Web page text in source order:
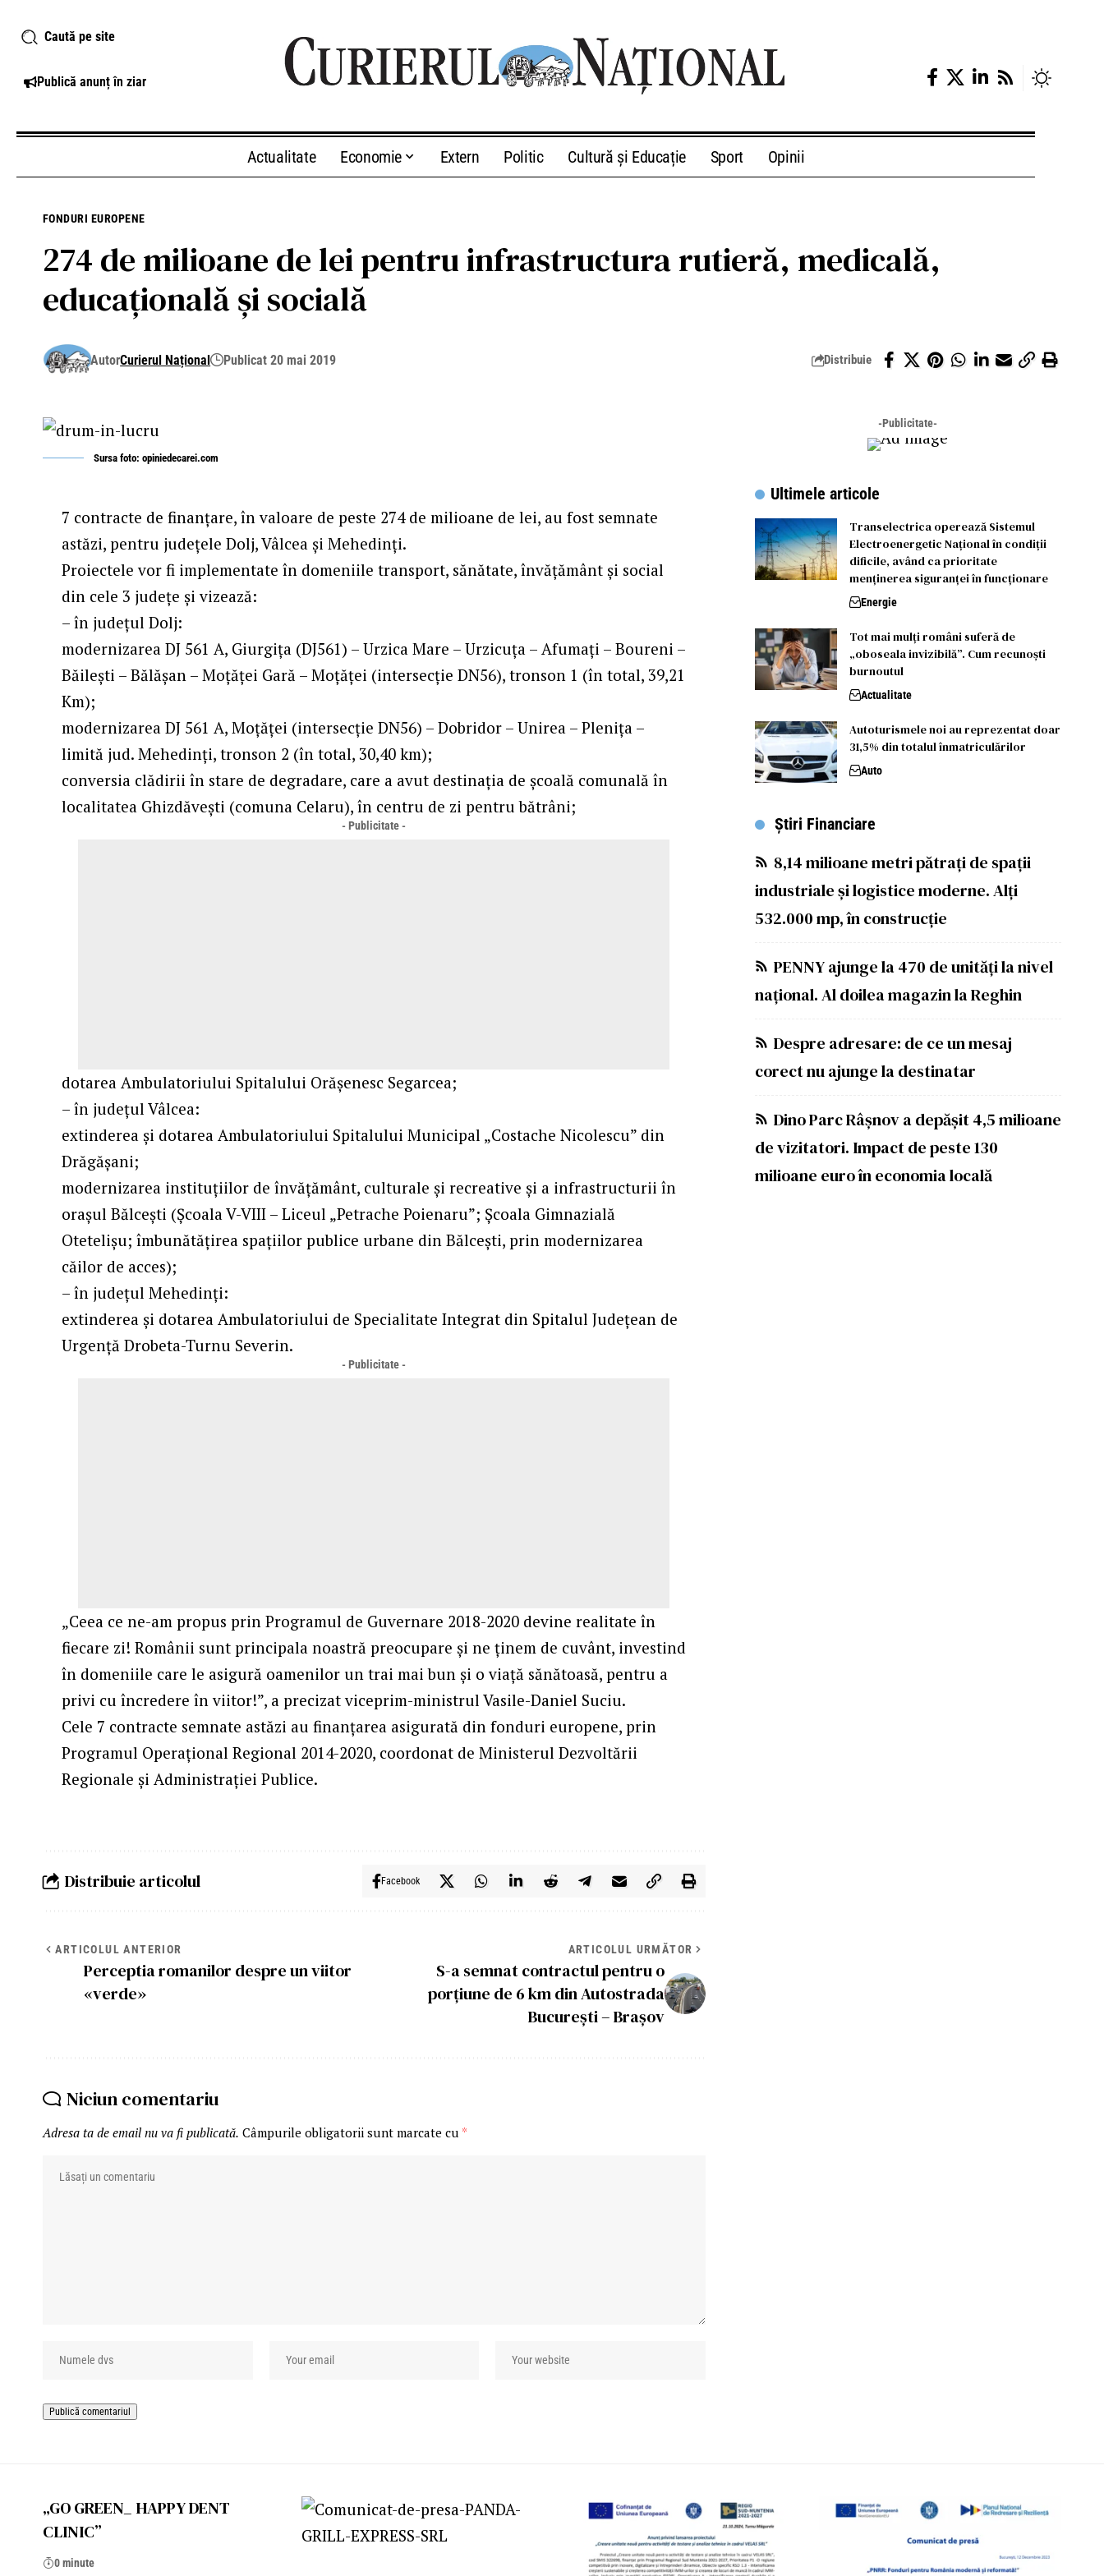
Caută pe site
Publică anunț în ziar
Actualitate Economie Extern Politic Cultură și Educație Sport Opinii
FONDURI EUROPENE
274 de milioane de lei pentru infrastructura rutieră, medicală,
educaţională şi socială
AutorCurierul Național Publicat 20 mai 2019 Distribuie
Sursa foto: opiniedecarei.com
7 contracte de finanţare, în valoare de peste 274 de milioane de lei, au fost semnate
astăzi, pentru judeţele Dolj, Vâlcea şi Mehedinţi.
Proiectele vor fi implementate în domeniile transport, sănătate, învăţământ şi social
din cele 3 judeţe şi vizează:
– în judeţul Dolj:
modernizarea DJ 561 A, Giurgiţa (DJ561) – Urzica Mare – Urzicuţa – Afumaţi – Boureni –
Băileşti – Bălăşan – Moţăţei Gară – Moţăţei (intersecţie DN56), tronson 1 (în total, 39,21
Km);
modernizarea DJ 561 A, Moţăţei (intersecţie DN56) – Dobridor – Unirea – Pleniţa –
limită jud. Mehedinţi, tronson 2 (în total, 30,40 km);
conversia clădirii în stare de degradare, care a avut destinaţia de şcoală comunală în
localitatea Ghizdăveşti (comuna Celaru), în centru de zi pentru bătrâni;
- Publicitate -
dotarea Ambulatoriului Spitalului Orăşenesc Segarcea;
– în judeţul Vâlcea:
extinderea şi dotarea Ambulatoriului Spitalului Municipal „Costache Nicolescu” din
Drăgăşani;
modernizarea instituţiilor de învăţământ, culturale şi recreative şi a infrastructurii în
oraşul Bălceşti (Şcoala V-VIII – Liceul „Petrache Poienaru”; Şcoala Gimnazială
Otetelişu; îmbunătăţirea spaţiilor publice urbane din Bălceşti, prin modernizarea
căilor de acces);
– în judeţul Mehedinţi:
extinderea şi dotarea Ambulatoriului de Specialitate Integrat din Spitalul Judeţean de
Urgenţă Drobeta-Turnu Severin.
- Publicitate -
„Ceea ce ne-am propus prin Programul de Guvernare 2018-2020 devine realitate în
fiecare zi! Românii sunt principala noastră preocupare şi ne ţinem de cuvânt, investind
în domeniile care le asigură oamenilor un trai mai bun şi o viaţă sănătoasă, pentru a
privi cu încredere în viitor!”, a precizat viceprim-ministrul Vasile-Daniel Suciu.
Cele 7 contracte semnate astăzi au finanţarea asigurată din fonduri europene, prin
Programul Operaţional Regional 2014-2020, coordonat de Ministerul Dezvoltării
Regionale şi Administraţiei Publice.
Distribuie articolul Facebook
ARTICOLUL ANTERIOR
Perceptia romanilor despre un viitor
«verde»
ARTICOLUL URMĂTOR
S-a semnat contractul pentru o
porțiune de 6 km din Autostrada
București – Brașov
Niciun comentariu
Adresa ta de email nu va fi publicată. Câmpurile obligatorii sunt marcate cu *
-Publicitate-
Ultimele articole
Transelectrica operează Sistemul
Electroenergetic Național în condiții
dificile, având ca prioritate
menținerea siguranței în funcționare
Energie
Tot mai mulți români suferă de
„oboseala invizibilă”. Cum recunoști
burnoutul
Actualitate
Autoturismele noi au reprezentat doar
31,5% din totalul înmatriculărilor
Auto
Știri Financiare
8,14 milioane metri pătrați de spații
industriale și logistice moderne. Alți
532.000 mp, în construcție
PENNY ajunge la 470 de unități la nivel
național. Al doilea magazin la Reghin
Despre adresare: de ce un mesaj
corect nu ajunge la destinatar
Dino Parc Râșnov a depășit 4,5 milioane
de vizitatori. Impact de peste 130
milioane euro în economia locală
„GO GREEN_ HAPPY DENT
CLINIC”
0 minute